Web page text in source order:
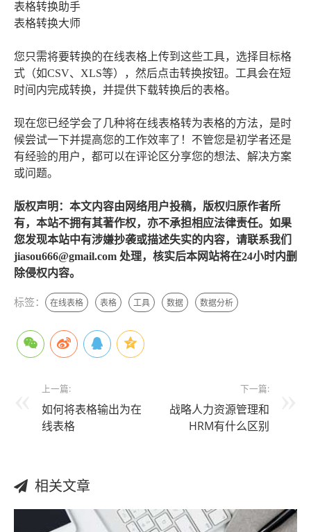
表格转换助手
表格转换大师
您只需将要转换的在线表格上传到这些工具，选择目标格
式（如CSV、XLS等），然后点击转换按钮。工具会在短
时间内完成转换，并提供下载转换后的表格。
现在您已经学会了几种将在线表格转为表格的方法，是时
候尝试一下并提高您的工作效率了！不管您是初学者还是
有经验的用户，都可以在评论区分享您的想法、解决方案
或问题。
版权声明：本文内容由网络用户投稿，版权归原作者所
有，本站不拥有其著作权，亦不承担相应法律责任。如果
您发现本站中有涉嫌抄袭或描述失实的内容，请联系我们
jiasou666@gmail.com 处理，核实后本网站将在24小时内删
除侵权内容。
标签： 在线表格 表格 工具 数据 数据分析
上一篇:
如何将表格输出为在
线表格
下一篇:
战略人力资源管理和
HRM有什么区别
相关文章